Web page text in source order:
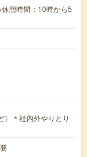
憩時間：10時から5
）＊社内外やりとり